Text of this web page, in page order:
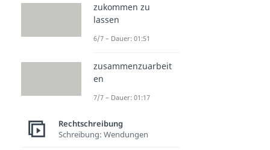
zukommen zu
lassen
6/7 – Dauer: 01:51
zusammenzuarbeit
en
7/7 – Dauer: 01:17
Rechtschreibung
Schreibung: Wendungen